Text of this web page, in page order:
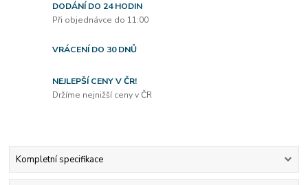
DODÁNÍ DO 24 HODIN
Při objednávce do 11:00
VRÁCENÍ DO 30 DNŮ
NEJLEPŠÍ CENY V ČR!
Držíme nejnižší ceny v ČR
Kompletní specifikace